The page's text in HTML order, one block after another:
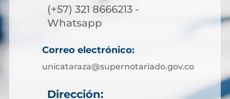
(+57) 321 8666213 -
Whatsapp
Correo electrónico:
unicataraza@supernotariado.gov.co
Dirección: